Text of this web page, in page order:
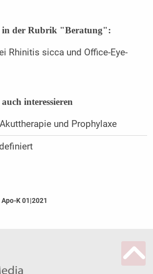
in der Rubrik "Beratung":
Rhinitis sicca und Office-Eye-
interessieren
und Prophylaxe
Apo-K 01|2021